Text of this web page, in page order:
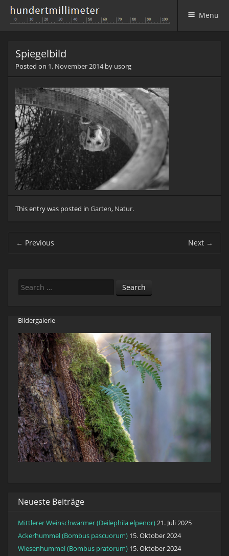
Menu
Spiegelbild
Posted on 1. November 2014by usorg
This entry was posted in Garten, Natur.
Post navigation
← Previous Next →
Search
Bildergalerie
Neueste Beiträge
Mittlerer Weinschwärmer (Deilephila elpenor)21. Juli 2025
Ackerhummel (Bombus pascuorum) 15. Oktober 2024
Wiesenhummel (Bombus pratorum) 15. Oktober 2024